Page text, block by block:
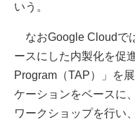
いう。
なおGoogle Cloudで
ースにした内製化を促
Program（TAP）」を
ケーションをベースに
ワークショップを行い